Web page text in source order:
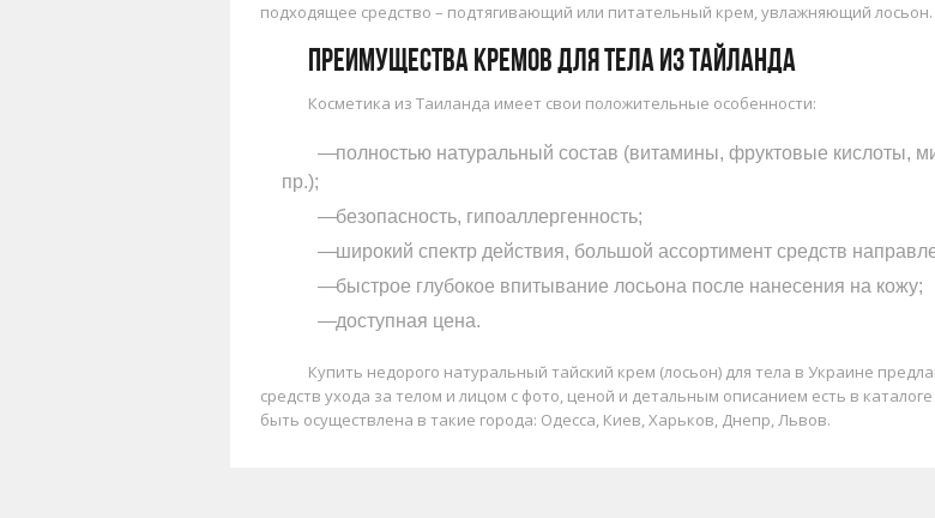
подходящее средство – подтягивающий или питательный крем, увлажняющий лосьон.
Преимущества кремов для тела из Тайланда
Косметика из Таиланда имеет свои положительные особенности:
полностью натуральный состав (витамины, фруктовые кислоты,
пр.);
безопасность, гипоаллергенность;
широкий спектр действия, большой ассортимент средств
быстрое глубокое впитывание лосьона после нанесения на кожу;
доступная цена.
Купить недорого натуральный тайский крем (лосьон) для тела в Украине
средств ухода за телом и лицом с фото, ценой и детальным описанием есть в
быть осуществлена в такие города: Одесса, Киев, Харьков, Днепр, Львов.